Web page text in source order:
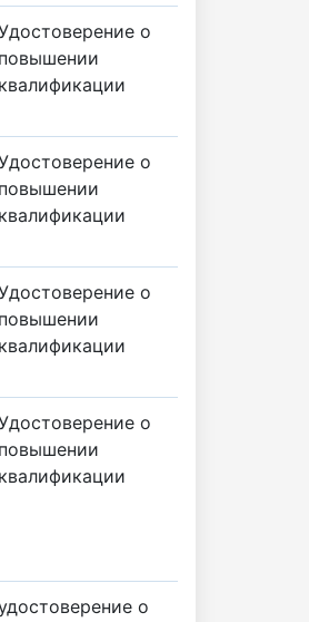
о
повышении
квалификации
о
повышении
квалификации
о
повышении
квалификации
о
повышении
квалификации
о